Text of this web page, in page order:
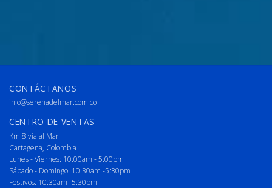
CONTÁCTANOS
info@serenadelmar.com.co
CENTRO DE VENTAS
Km 8 vía al Mar
Cartagena, Colombia
Lunes - Viernes: 10:00am - 5:00pm
Sábado - Domingo: 10:30am -5:30pm
Festivos: 10:30am -5:30pm